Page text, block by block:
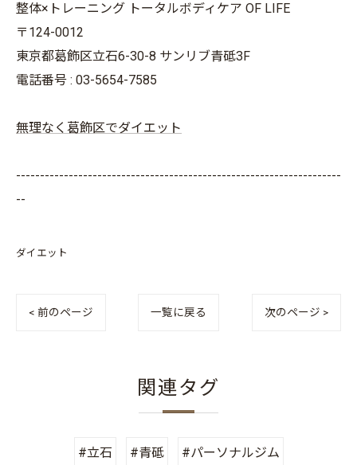
整体×トレーニング トータルボディケア OF LIFE
〒124-0012
東京都葛飾区立石6-30-8 サンリブ青砥3F
電話番号 : 03-5654-7585
無理なく葛飾区でダイエット
--------------------------------------------------------------------
--
ダイエット
< 前のページ 一覧に戻る 次のページ >
関連タグ
#立石 #青砥 #パーソナルジム